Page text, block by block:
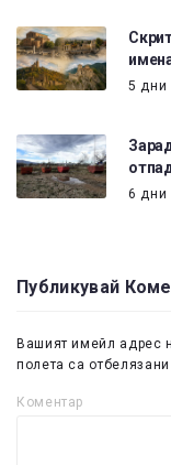
5 дни
6 дни
Публикувай
Вашият имейл адрес
полета са
Коментар